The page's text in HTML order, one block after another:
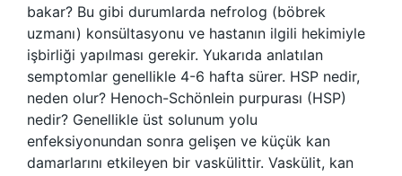
bakar? Bu gibi durumlarda nefrolog (böbrek
uzmanı) konsültasyonu ve hastanın ilgili hekimiyle
işbirliği yapılması gerekir. Yukarıda anlatılan
semptomlar genellikle 4-6 hafta sürer. HSP nedir,
neden olur? Henoch-Schönlein purpurası (HSP)
nedir? Genellikle üst solunum yolu
enfeksiyonundan sonra gelişen ve küçük kan
damarlarını etkileyen bir vaskülittir. Vaskülit, kan